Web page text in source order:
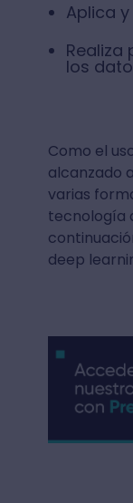
Aplica
Realiza
los
Como el
alcanzado
varias
tecnología
deep